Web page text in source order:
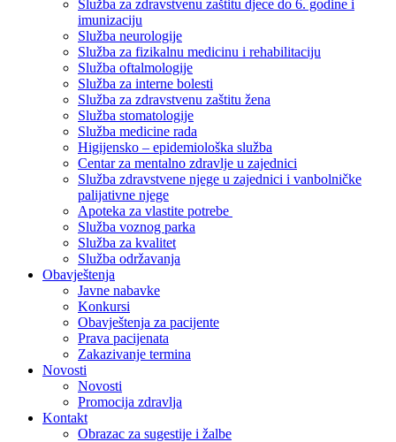
Služba za zdravstvenu zaštitu djece do 6. godine i
imunizaciju
Služba neurologije
Služba za fizikalnu medicinu i rehabilitaciju
Služba oftalmologije
Služba za interne bolesti
Služba za zdravstvenu zaštitu žena
Služba stomatologije
Služba medicine rada
Higijensko – epidemiološka služba
Centar za mentalno zdravlje u zajednici
Služba zdravstvene njege u zajednici i vanbolničke
palijativne njege
Apoteka za vlastite potrebe
Služba voznog parka
Služba za kvalitet
Služba održavanja
Obavještenja
Javne nabavke
Konkursi
Obavještenja za pacijente
Prava pacijenata
Zakazivanje termina
Novosti
Novosti
Promocija zdravlja
Kontakt
Obrazac za sugestije i žalbe